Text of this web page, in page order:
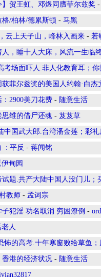
】贺王虹、邓煜同膺菲尔兹奖
/柏林/德累斯顿 - 马黑
云上天子山，峰林入画来 - 若
，睡十人大床，风流一生临
考场面吓人.非人化教育耳；你
菲尔兹奖的美国人约翰·白杰
2900美刀花费 - 随意生活
维的借尸还魂 - 芨芨草
中国武大郎.台湾潘金莲；彩礼
: 平反 - 蒋闻铭
甸园
题.共产大陆中国人没门儿；
教师 - 孟词宗
犯淫 功名取消 穷困潦倒 -
人
怖的高考.十年寒窗败给草鱼；
香港的经济状况 - 随意生活